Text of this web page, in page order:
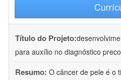
Título do Projeto:
para auxílio no diagnóstico
Resumo: O câncer de pele é o